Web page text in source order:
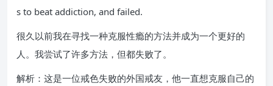
s to beat addiction, and failed.
很久以前我在寻找一种克服性瘾的方法并成为一个更好的
人。我尝试了许多方法，但都失败了。
解析：这是一位戒色失败的外国戒友，他一直想克服自己的